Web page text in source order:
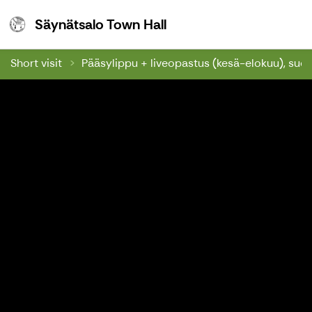
Säynätsalo Town HallSäynätsalo Town Hall
Short visit Pääsylippu + liveopastus (kesä-elokuu),